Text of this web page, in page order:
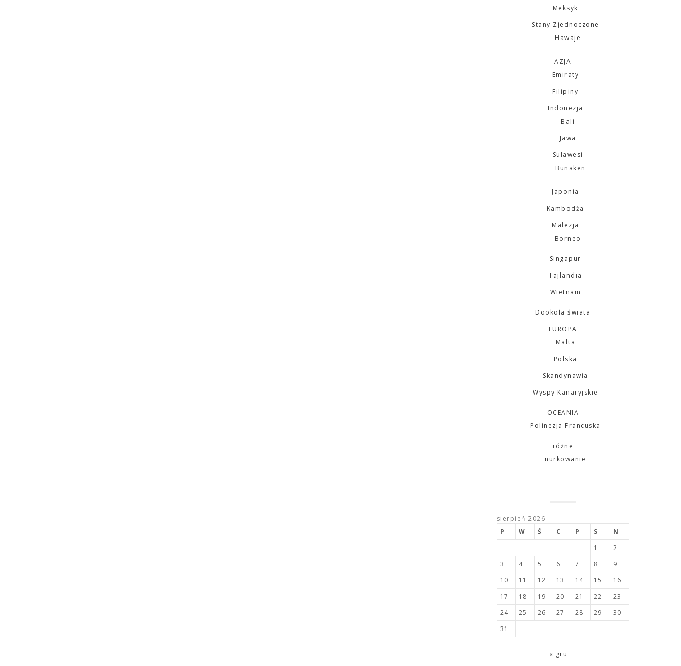
Meksyk
Stany Zjednoczone
Hawaje
AZJA
Emiraty
Filipiny
Indonezja
Bali
Jawa
Sulawesi
Bunaken
Japonia
Kambodża
Malezja
Borneo
Singapur
Tajlandia
Wietnam
Dookoła świata
EUROPA
Malta
Polska
Skandynawia
Wyspy Kanaryjskie
OCEANIA
Polinezja Francuska
różne
nurkowanie
sierpień 2026
P
W Ś C P S
N
1
2
3
4 5 6 7 8
9
10
11 12 13 14 15
16
17
18 19 20 21 22
23
24
25 26 27 28 29
30
31
« gru